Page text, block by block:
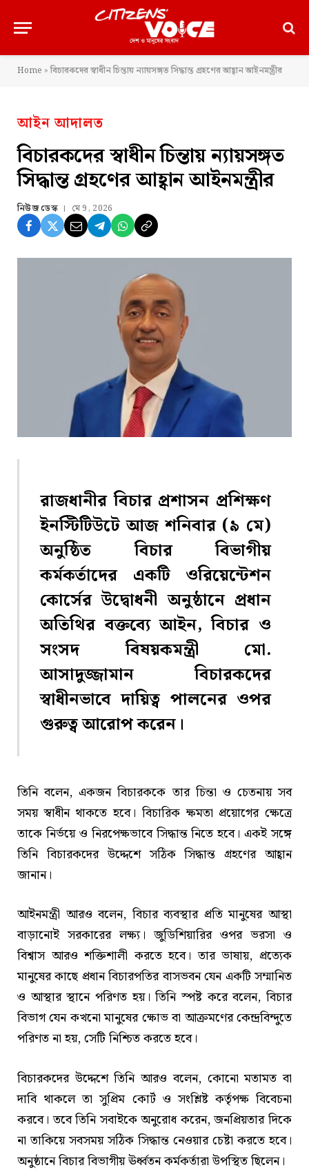
Home »বিচারকদের স্বাধীন চিন্তায় ন্যায়সঙ্গত সিদ্ধান্ত গ্রহণের আহ্বান আইনমন্ত্রীর
আইন আদালত
বিচারকদের স্বাধীন চিন্তায় ন্যায়সঙ্গত
সিদ্ধান্ত গ্রহণের আহ্বান আইনমন্ত্রীর
নিউজ ডেস্ক মে 9, 2026
রাজধানীর বিচার প্রশাসন প্রশিক্ষণ
ইনস্টিটিউটে আজ শনিবার (৯ মে)
অনুষ্ঠিত বিচার বিভাগীয়
কর্মকর্তাদের একটি ওরিয়েন্টেশন
কোর্সের উদ্বোধনী অনুষ্ঠানে প্রধান
অতিথির বক্তব্যে আইন, বিচার ও
সংসদ বিষয়কমন্ত্রী মো.
আসাদুজ্জামান বিচারকদের
স্বাধীনভাবে দায়িত্ব পালনের ওপর
গুরুত্ব আরোপ করেন।
তিনি বলেন, একজন বিচারককে তার চিন্তা ও চেতনায় সব
সময় স্বাধীন থাকতে হবে। বিচারিক ক্ষমতা প্রয়োগের ক্ষেত্রে
তাকে নির্ভয়ে ও নিরপেক্ষভাবে সিদ্ধান্ত নিতে হবে। একই সঙ্গে
তিনি বিচারকদের উদ্দেশে সঠিক সিদ্ধান্ত গ্রহণের আহ্বান
জানান।
আইনমন্ত্রী আরও বলেন, বিচার ব্যবস্থার প্রতি মানুষের আস্থা
বাড়ানোই সরকারের লক্ষ্য। জুডিশিয়ারির ওপর ভরসা ও
বিশ্বাস আরও শক্তিশালী করতে হবে। তার ভাষায়, প্রত্যেক
মানুষের কাছে প্রধান বিচারপতির বাসভবন যেন একটি সম্মানিত
ও আস্থার স্থানে পরিণত হয়। তিনি স্পষ্ট করে বলেন, বিচার
বিভাগ যেন কখনো মানুষের ক্ষোভ বা আক্রমণের কেন্দ্রবিন্দুতে
পরিণত না হয়, সেটি নিশ্চিত করতে হবে।
বিচারকদের উদ্দেশে তিনি আরও বলেন, কোনো মতামত বা
দাবি থাকলে তা সুপ্রিম কোর্ট ও সংশ্লিষ্ট কর্তৃপক্ষ বিবেচনা
করবে। তবে তিনি সবাইকে অনুরোধ করেন, জনপ্রিয়তার দিকে
না তাকিয়ে সবসময় সঠিক সিদ্ধান্ত নেওয়ার চেষ্টা করতে হবে।
অনুষ্ঠানে বিচার বিভাগীয় ঊর্ধ্বতন কর্মকর্তারা উপস্থিত ছিলেন।